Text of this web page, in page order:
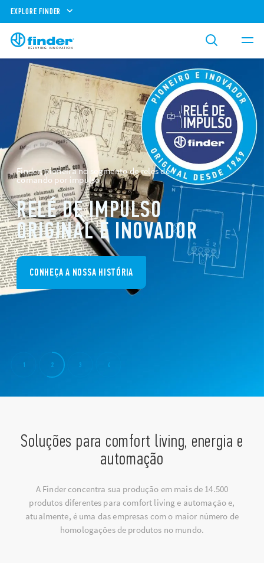
EXPLORE FINDER
Finder, pioneira no segmento de relés de
comando por impulso
RELÉ DE IMPULSO
ORIGINAL E INOVADOR
CONHEÇA A NOSSA HISTÓRIA
1 2 3 4
Soluções para comfort living, energia e
automação
A Finder concentra sua produção em mais de 14.500
produtos diferentes para comfort living e automação e,
atualmente, é uma das empresas com o maior número de
homologações de produtos no mundo.